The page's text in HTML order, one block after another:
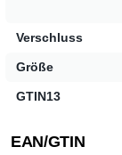
Verschluss
Größe
GTIN13
EAN/GTIN